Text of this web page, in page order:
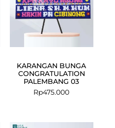
KARANGAN BUNGA
CONGRATULATION
PALEMBANG 03
Rp475.000